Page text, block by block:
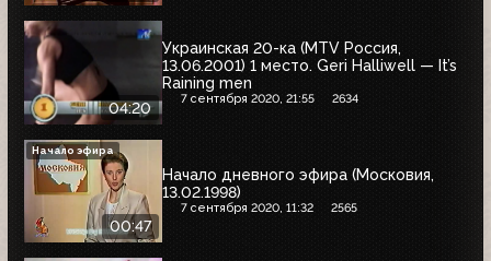
04:20
Украинская 20-ка (MTV Россия,
13.06.2001) 1 место. Geri Halliwell — It’s
Raining men
7 сентября 2020, 21:55 2634
00:47
Начало дневного эфира (Московия,
13.02.1998)
7 сентября 2020, 11:32 2565
Начало эфира